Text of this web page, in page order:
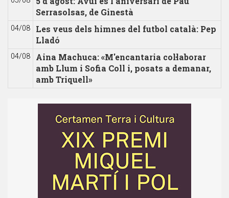
Serrasolsas, de Ginestà
04/08
Les veus dels himnes del futbol català: Pep
Lladó
04/08
Aina Machuca: «M'encantaria col·laborar
amb Llum i Sofia Coll i, posats a demanar,
amb Triquell»